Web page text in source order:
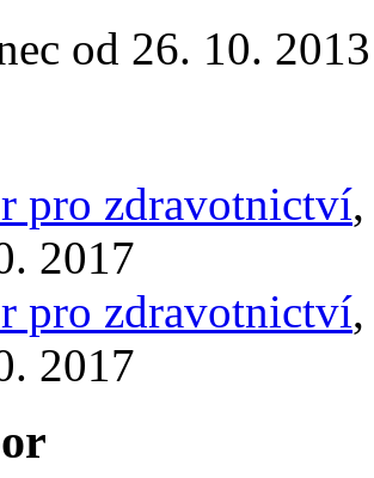
od 26. 10.
pro zdravotnictví
2017
pro zdravotnictví
2017